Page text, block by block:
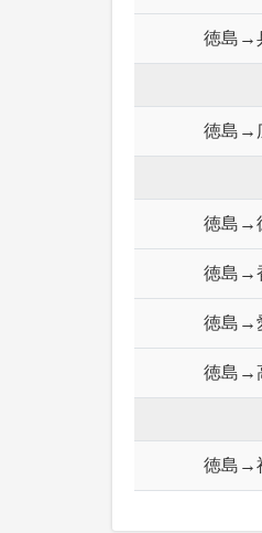
徳島→
徳島→
徳島→
徳島→
徳島→
徳島→
徳島→